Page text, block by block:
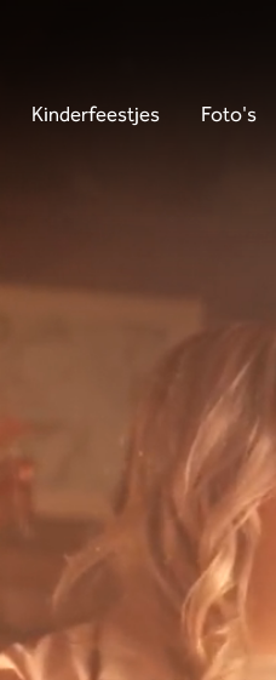
Kinderfeestjes
Foto's